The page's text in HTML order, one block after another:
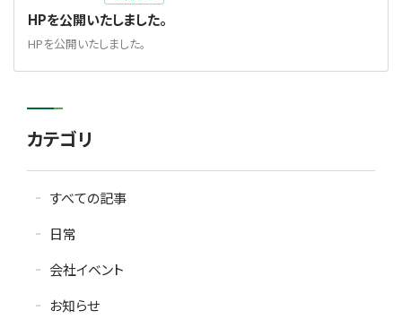
HPを公開いたしました。
HPを公開いたしました。
カテゴリ
すべての記事
日常
会社イベント
お知らせ